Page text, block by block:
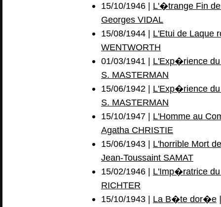
15/10/1946 | L'�trange Fin
Georges VIDAL
15/08/1944 | L'Etui de Laque
WENTWORTH
01/03/1941 | L'Exp�rience
S. MASTERMAN
15/06/1942 | L'Exp�rience
S. MASTERMAN
15/10/1947 | L'Homme au
Agatha CHRISTIE
15/06/1943 | L'horrible Mort
Jean-Toussaint SAMAT
15/02/1946 | L'Imp�ratrice
RICHTER
15/10/1943 | La B�te dor�e